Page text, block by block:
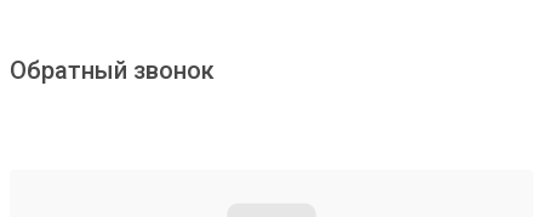
Обратный звонок